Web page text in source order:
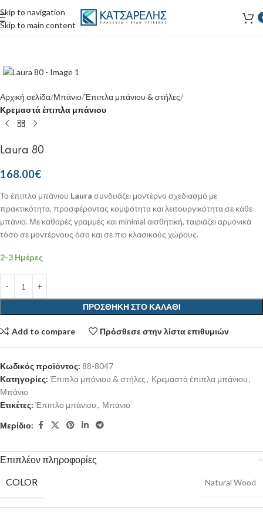
Skip to navigation
Skip to main content
Αρχική σελίδα Μπάνιο Έπιπλα μπάνιου & στήλες
Κρεμαστά έπιπλα μπάνιου
Laura 80
168.00€
Το έπιπλο μπάνιου Laura συνδυάζει μοντέρνο σχεδιασμό με
πρακτικότητα, προσφέροντας κομψότητα και λειτουργικότητα σε κάθε
μπάνιο. Με καθαρές γραμμές και minimal αισθητική, ταιριάζει αρμονικά
τόσο σε μοντέρνους όσο και σε πιο κλασικούς χώρους.
2-3 Ημέρες
ΠΡΟΣΘΉΚΗ ΣΤΟ ΚΑΛΆΘΙ
Add to compare Πρόσθεσε στην λίστα επιθυμιών
Κωδικός προϊόντος: 88-8047
Κατηγορίες: Έπιπλα μπάνιου & στήλες, Κρεμαστά έπιπλα μπάνιου,
Μπάνιο
Ετικέτες: Έπιπλο μπάνιου, Μπάνιο
Μερίδιο:
Επιπλέον πληροφορίες
COLOR
Natural Wood